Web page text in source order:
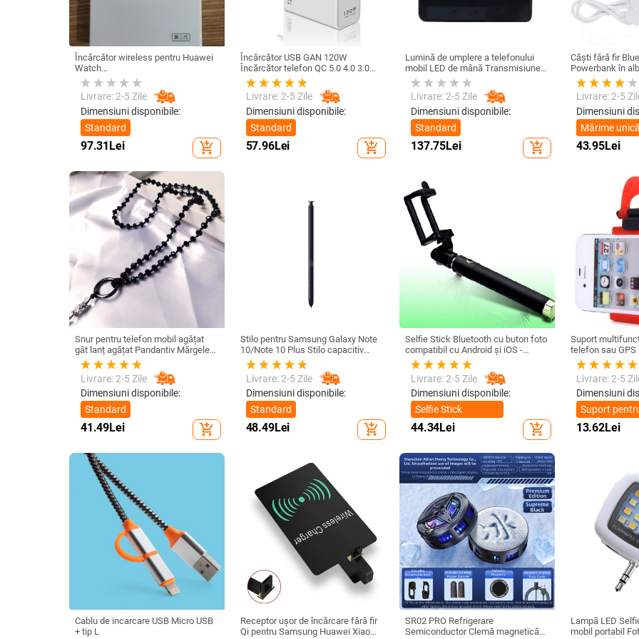
Încărcător wireless pentru Huawei
Watch
GT6/GT5/Watch5/Watch4/GT4 –
corp metalic, încărcare magnetică,
QC 3.0 încărcare rapidă, ieșire 5W
Livrare: 2-5 Zile
Dimensiuni disponibile:
Standard
97.31Lei add_shopping_cart
Încărcător USB GAN 120W
Încărcător telefon QC 5.0 4.0 3.0
Adaptor de încărcare rapidă pentru
iPhone 14 13 12 Samsung Huawei
realme încărcător usb
Livrare: 2-5 Zile
Dimensiuni disponibile:
Standard
57.96Lei add_shopping_cart
Lumină de umplere a telefonului
mobil LED de mână Transmisiune
în direct Lumină pentru selfie
Lumină de umplere a computerului
Lumină de umplere a telefonului
mobil pentru conferințe video
Livrare: 2-5 Zile
Dimensiuni disponibile:
Standard
137.75Lei add_shopping_cart
Căști fără fir
Powerbank în alb
Livrare: 2-5
Dimensiuni
Mărime unică
43.95Lei
Snur pentru telefon mobil agățat
gât lanț agățat Pandantiv Mărgele
de cristal realizat manual Coarda
anti-pierdere pentru iPhone Curea
detașabilă
Livrare: 2-5 Zile
Dimensiuni disponibile:
Standard
41.49Lei add_shopping_cart
Stilo pentru Samsung Galaxy Note
10/Note 10 Plus Stilo capacitiv
universal Ecran tactil sensibil SPen
Nu este compatibil cu Bluetooth
Livrare: 2-5 Zile
Dimensiuni disponibile:
Standard
48.49Lei add_shopping_cart
Selfie Stick Bluetooth cu buton foto
compatibil cu Android și iOS -
Negru / Verde
Livrare: 2-5 Zile
Dimensiuni disponibile:
Selfie Stick
Bluetooth
44.34Lei add_shopping_cart
Suport
telefon sau GPS
de până la 76
Livrare: 2-5
Dimensiuni
Suport
telefon
13.62Lei
Cablu de incarcare USB Micro USB
+ tip L
Receptor ușor de încărcare fără fir
Qi pentru Samsung Huawei Xiaomi
SR02 PRO Refrigerare
Semiconductor Clemă magnetică
Lampă LED
mobil portabil